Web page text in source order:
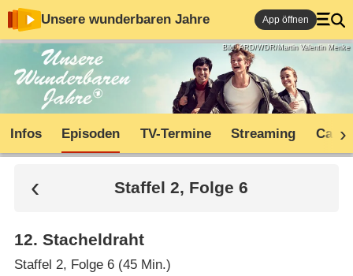
Unsere wunderbaren Jahre App öffnen
Bild: ARD/WDR/Martin Valentin Menke
Infos Episoden TV-Termine Streaming Cast
Staffel 2, Folge 6
12. Stacheldraht
Staffel 2, Folge 6 (45 Min.)